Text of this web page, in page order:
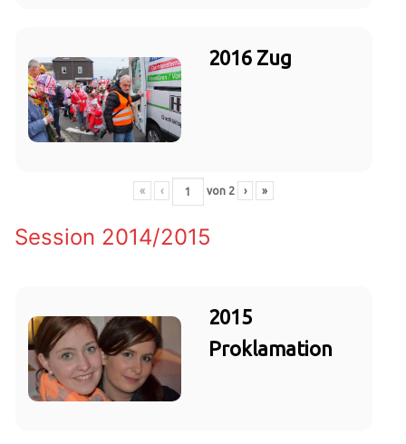
2016 Zug
« ‹ von 2 › »
Session 2014/2015
2015
Proklamation